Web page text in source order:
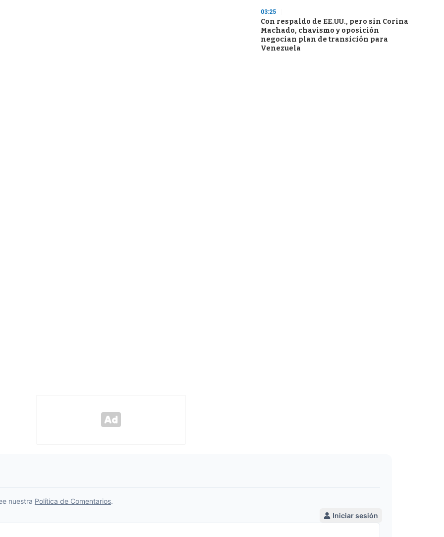
03:25
Con respaldo de EE.UU., pero sin Corina
Machado, chavismo y oposición
negocian plan de transición para
Venezuela